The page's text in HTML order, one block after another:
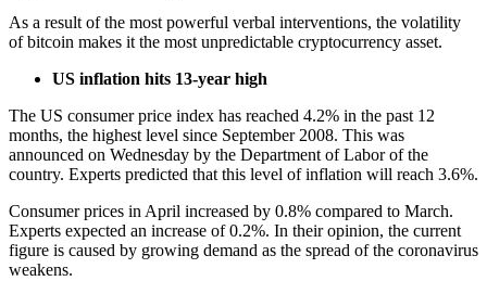
As a result of the most powerful verbal interventions, the volatility
of bitcoin makes it the most unpredictable cryptocurrency asset.
US inflation hits 13-year high
The US consumer price index has reached 4.2% in the past 12
months, the highest level since September 2008. This was
announced on Wednesday by the Department of Labor of the
country. Experts predicted that this level of inflation will reach 3.6%.
Consumer prices in April increased by 0.8% compared to March.
Experts expected an increase of 0.2%. In their opinion, the current
figure is caused by growing demand as the spread of the coronavirus
weakens.